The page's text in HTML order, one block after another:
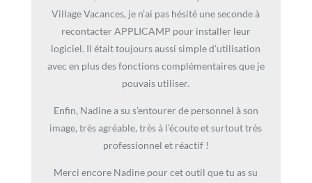
Village Vacances, je n’ai pas hésité une seconde à
recontacter APPLICAMP pour installer leur
logiciel. Il était toujours aussi simple d’utilisation
avec en plus des fonctions complémentaires que je
pouvais utiliser.
Enfin, Nadine a su s’entourer de personnel à son
image, très agréable, très à l’écoute et surtout très
professionnel et réactif !
Merci encore Nadine pour cet outil que tu as su